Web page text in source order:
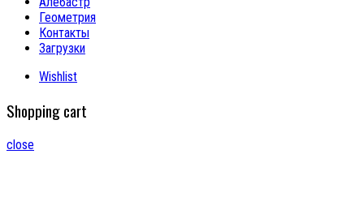
Геометрия
Контакты
Загрузки
Wishlist
Shopping cart
close